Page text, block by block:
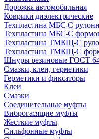
Дорожка автомобильная
Коврики диэлектрические
Техпластина МБС-С
Техпластина МБС-С
Техпластина ТМКЩ-С
Техпластина ТМКЩ-С
Шнуры резиновые ГОСТ
Смазки, клеи, герметики
Герметики и фиксаторы
Клеи
Смазки
Соединительные муфты
Виброгасящие муфты
Жесткие муфты
Сильфонные муфты